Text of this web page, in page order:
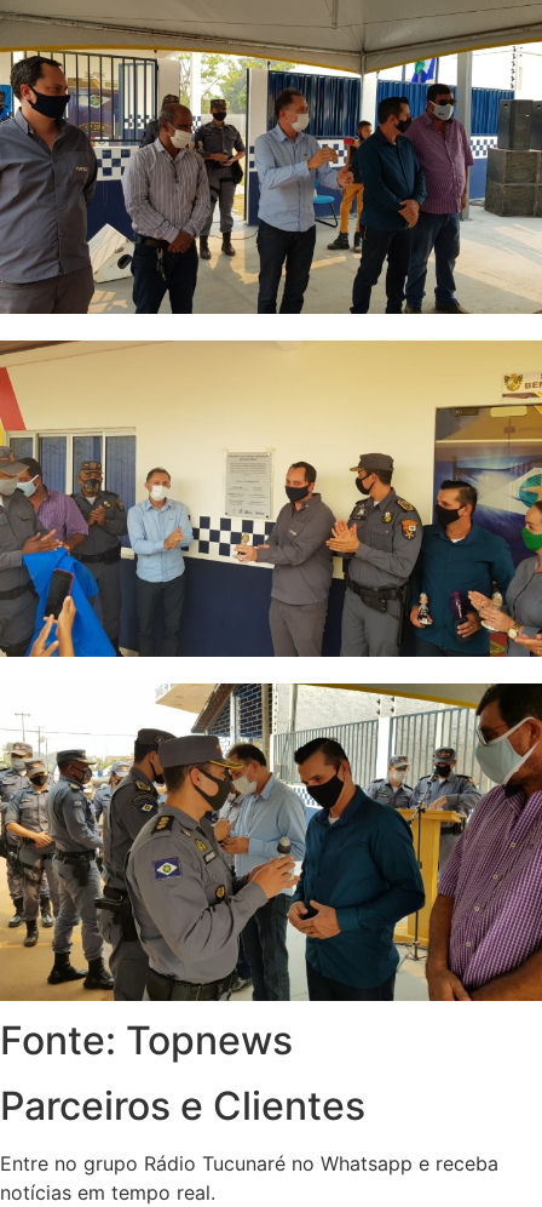
Fonte: Topnews
Parceiros e Clientes
Entre no grupo Rádio Tucunaré no Whatsapp e receba
notícias em tempo real.